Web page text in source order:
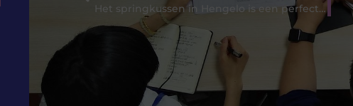
Het springkussen in Hengelo is een perfecte aansluiting voor het feest